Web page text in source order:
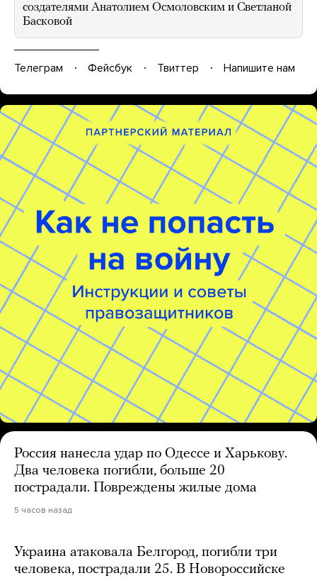
создателями Анатолием Осмоловским и Светланой
Басковой
Телеграм Фейсбук Твиттер Напишите нам
Россия нанесла удар по Одессе и Харькову.
Два человека погибли, больше 20
пострадали. Повреждены жилые дома
5 часов назад
Украина атаковала Белгород, погибли три
человека, пострадали 25. В Новороссийске